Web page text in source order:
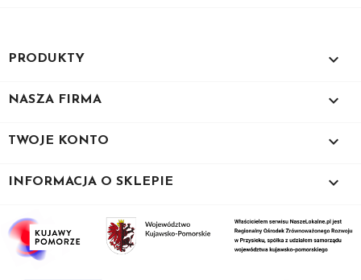
PRODUKTY 
NASZA FIRMA 
TWOJE KONTO 
INFORMACJA O SKLEPIE keyboard_arrow_down